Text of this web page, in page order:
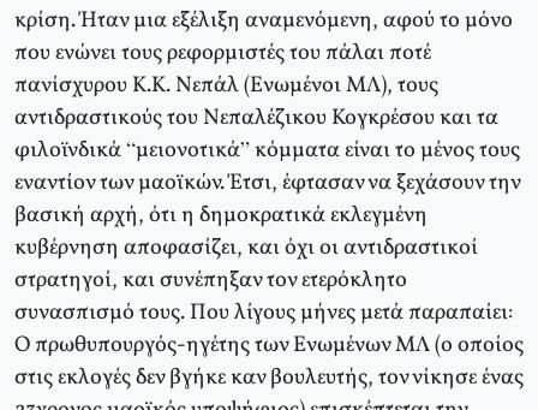
κρίση. Ήταν μια εξέλιξη αναμενόμενη, αφού το μόνο
που ενώνει τους ρεφορμιστές του πάλαι ποτέ
πανίσχυρου Κ.Κ. Νεπάλ (Ενωμένοι ΜΛ), τους
αντιδραστικούς του Νεπαλέζικου Κογκρέσου και τα
φιλοϊνδικά “μειονοτικά” κόμματα είναι το μένος τους
εναντίον των μαοϊκών. Έτσι, έφτασαν να ξεχάσουν την
βασική αρχή, ότι η δημοκρατικά εκλεγμένη
κυβέρνηση αποφασίζει, και όχι οι αντιδραστικοί
στρατηγοί, και συνέπηξαν τον ετερόκλητο
συνασπισμό τους. Που λίγους μήνες μετά παραπαίει:
Ο πρωθυπουργός-ηγέτης των Ενωμένων ΜΛ (ο οποίος
στις εκλογές δεν βγήκε καν βουλευτής, τον νίκησε ένας